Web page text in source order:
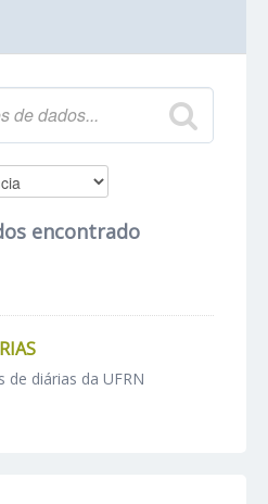
encontrado
de diárias da UFRN